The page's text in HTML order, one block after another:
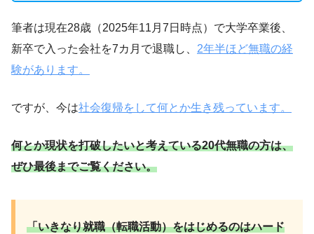
筆者は現在28歳（2025年11月7日時点）で大学卒業後、
新卒で入った会社を7カ月で退職し、 2年半ほど無職の経
験があります。
ですが、今は社会復帰をして何とか生き残っています。
何とか現状を打破したいと考えている20代無職の方は、
ぜひ最後までご覧ください。
「いきなり就職（転職活動）をはじめるのはハード